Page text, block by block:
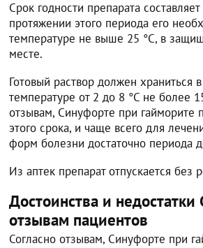
Срок годности препарата
протяжении этого периода его
температуре не выше 25 °C, в
месте.
Готовый раствор должен храниться
температуре от 2 до 8 °C не более
отзывам, Синуфорте при гайморите
этого срока, и чаще всего для
форм болезни достаточно периода
Из аптек препарат отпускается без
Достоинства и
отзывам пациентов
Согласно отзывам, Синуфорте при